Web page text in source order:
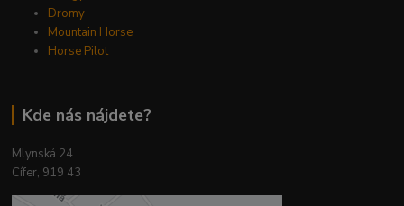
Dromy
Mountain Horse
Horse Pilot
Kde nás nájdete?
Mlynská 24
Cífer, 919 43